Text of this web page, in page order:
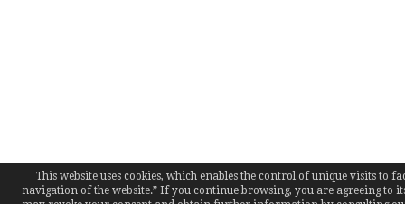
This website uses cookies, which enables the control of unique visits to
navigation of the website.” If you continue browsing, you are agreeing to its